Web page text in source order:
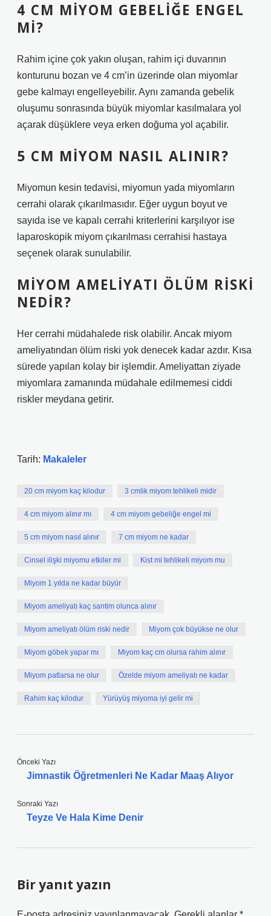
4 CM MIYOM GEBELIĞE ENGEL
MI?
Rahim içine çok yakın oluşan, rahim içi duvarının
konturunu bozan ve 4 cm’in üzerinde olan miyomlar
gebe kalmayı engelleyebilir. Aynı zamanda gebelik
oluşumu sonrasında büyük miyomlar kasılmalara yol
açarak düşüklere veya erken doğuma yol açabilir.
5 CM MIYOM NASIL ALINIR?
Miyomun kesin tedavisi, miyomun yada miyomların
cerrahi olarak çıkarılmasıdır. Eğer uygun boyut ve
sayıda ise ve kapalı cerrahi kriterlerini karşılıyor ise
laparoskopik miyom çıkarılması cerrahisi hastaya
seçenek olarak sunulabilir.
MIYOM AMELIYATI ÖLÜM RISKI
NEDIR?
Her cerrahi müdahalede risk olabilir. Ancak miyom
ameliyatından ölüm riski yok denecek kadar azdır. Kısa
sürede yapılan kolay bir işlemdir. Ameliyattan ziyade
miyomlara zamanında müdahale edilmemesi ciddi
riskler meydana getirir.
Tarih: Makaleler
20 cm miyom kaç kilodur 3 cmlik miyom tehlikeli midir
4 cm miyom alınır mı 4 cm miyom gebeliğe engel mi
5 cm miyom nasıl alınır 7 cm miyom ne kadar
Cinsel ilişki miyomu etkiler mi Kist mi tehlikeli miyom mu
Miyom 1 yılda ne kadar büyür
Miyom ameliyatı kaç santim olunca alınır
Miyom ameliyatı ölüm riski nedir Miyom çok büyükse ne olur
Miyom göbek yapar mı Miyom kaç cm olursa rahim alınır
Miyom patlarsa ne olur Özelde miyom ameliyatı ne kadar
Rahim kaç kilodur Yürüyüş miyoma iyi gelir mi
Önceki Yazı
Jimnastik Öğretmenleri Ne Kadar Maaş Alıyor
Sonraki Yazı
Teyze Ve Hala Kime Denir
Bir yanıt yazın